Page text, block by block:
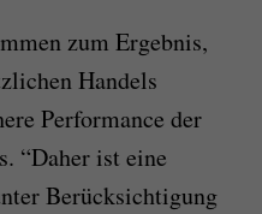
zum Ergebnis,
Handels
Performance der
“Daher ist eine
Berücksichtigung